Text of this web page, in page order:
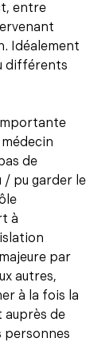
entre
Idéalement
différents
de
/ pu garder le
à
par
autres,
à la fois la
de
personnes